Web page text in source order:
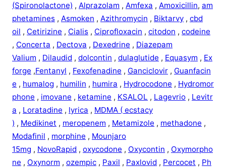
(Spironolactone) , Alprazolam , Amfexa , Amoxicillin, am
phetamines , Asmoken , Azithromycin , Biktarvy , cbd
oil , Cetirizine , Cialis , Ciprofloxacin , citodon , codeine
, Concerta , Dectova , Dexedrine , Diazepam
Valium , Dilaudid , dolcontin , dulaglutide , Equasym , Ex
forge ,Fentanyl , Fexofenadine , Ganciclovir , Guanfacin
e , humalog , humilin , humira , Hydrocodone , Hydromor
phone , imovane , ketamine , KSALOL , Lagevrio , Levitr
a , Loratadine , lyrica , MDMA ( ecstacy
) , Medikinet , meropenem , Metamizole , methadone ,
Modafinil , morphine , Mounjaro
15mg , NovoRapid , oxycodone , Oxycontin , Oxymorpho
ne , Oxynorm , ozempic , Paxil , Paxlovid , Percocet , Ph